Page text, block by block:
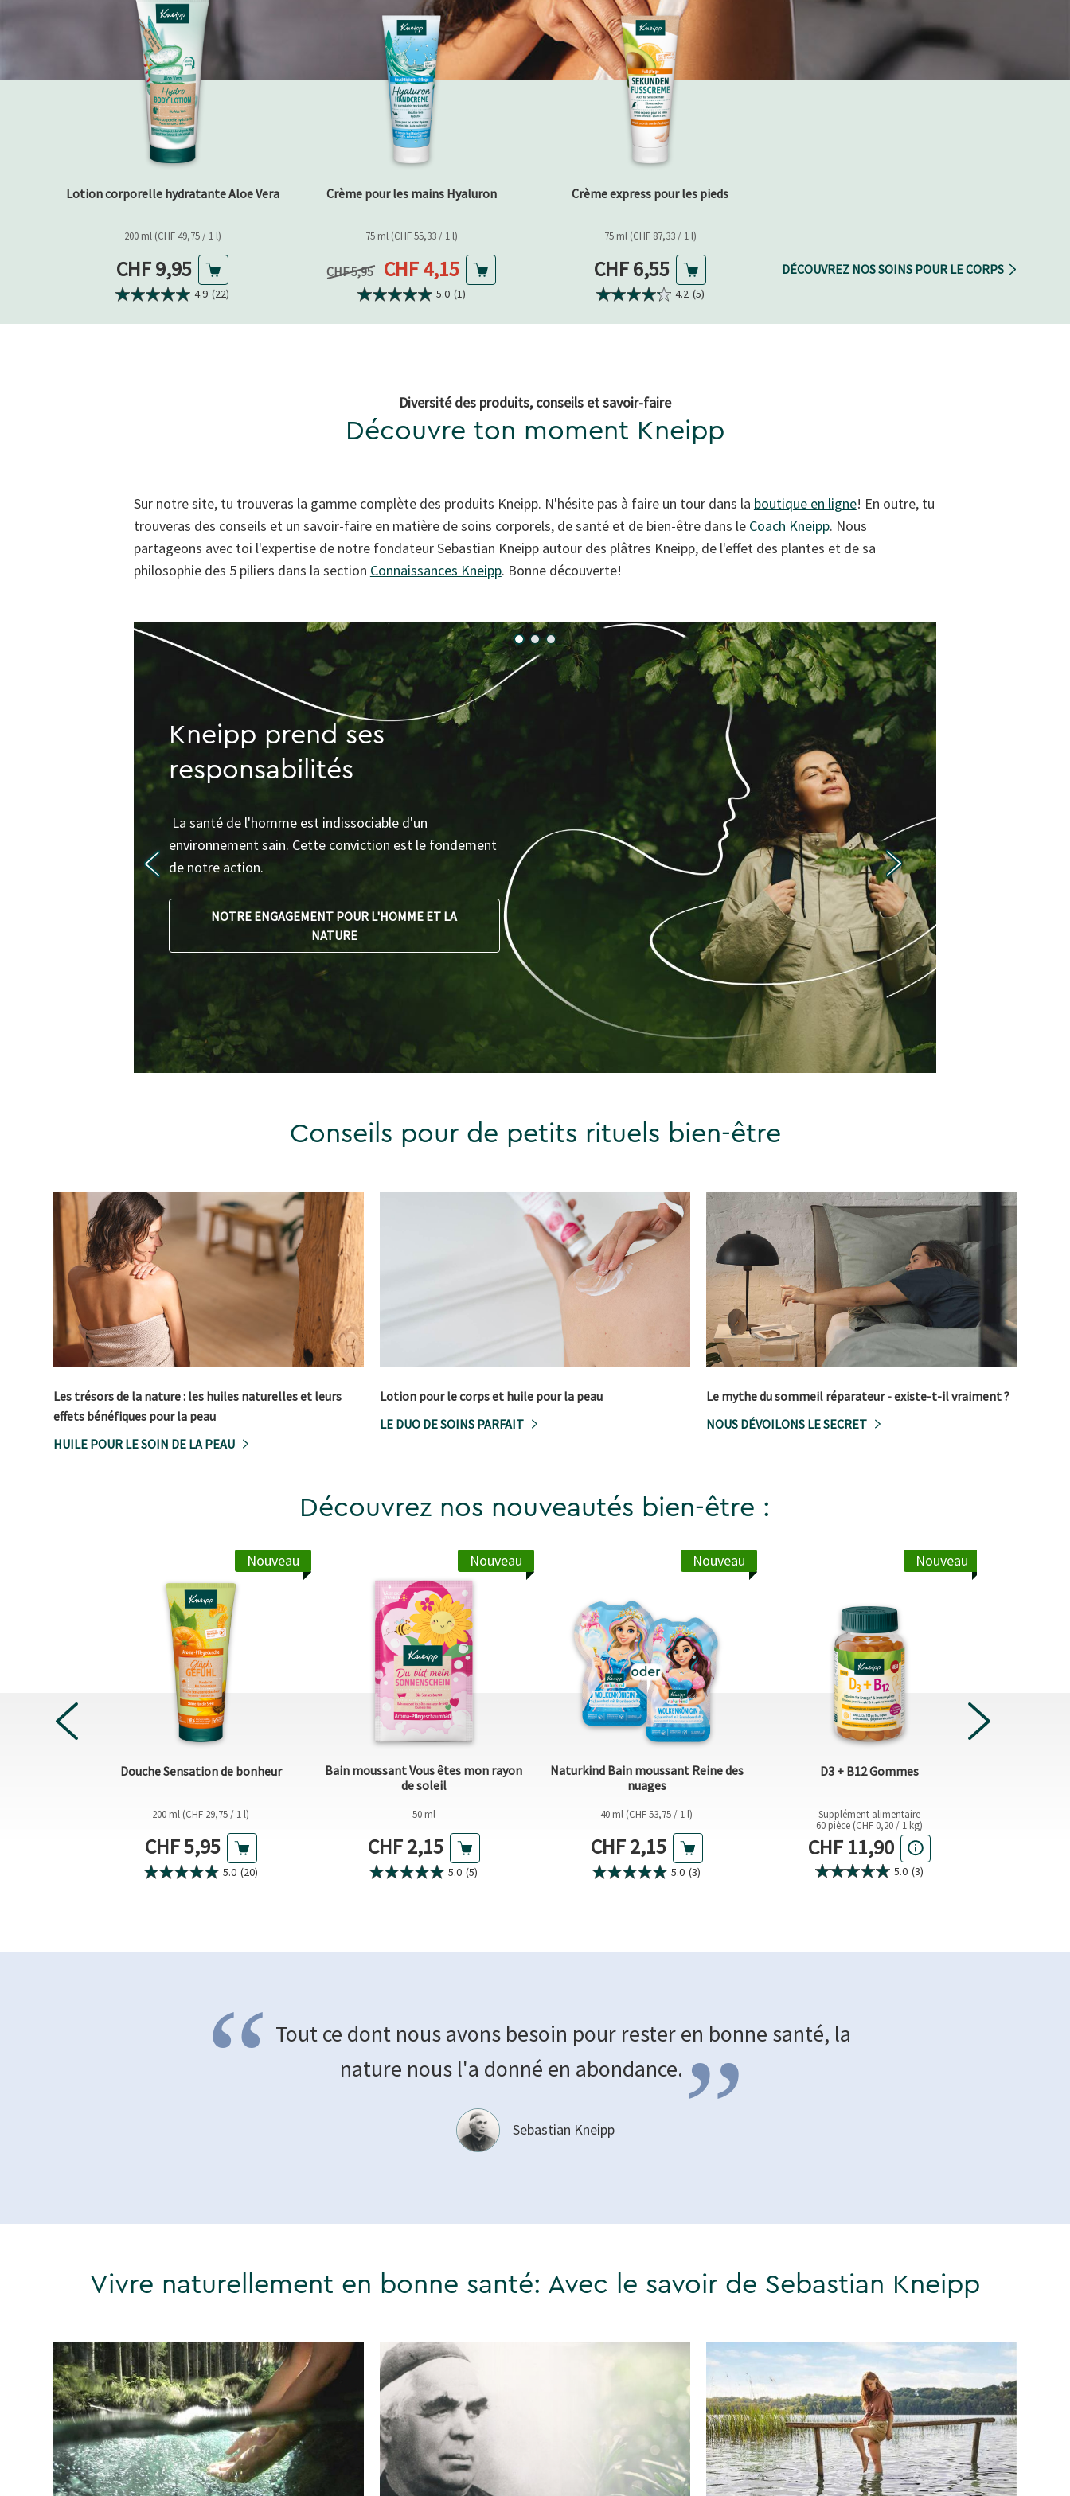
Lotion corporelle hydratante Aloe Vera
200 ml (CHF 49,75 / 1 l)
Prix actuel
CHF 9,95
4.9 (22)
Crème pour les mains Hyaluron
75 ml (CHF 55,33 / 1 l)
Prix précédent
CHF 5,95 Prix actuel
CHF 4,15
5.0 (1)
Crème express pour les pieds
75 ml (CHF 87,33 / 1 l)
Prix actuel
CHF 6,55
4.2 (5)
DÉCOUVREZ NOS SOINS POUR LE CORPS
Diversité des produits, conseils et savoir-faire
Découvre ton moment Kneipp
Sur notre site, tu trouveras la gamme complète des produits Kneipp. N'hésite pas à faire un tour dans la boutique en ligne! En outre, tu
trouveras des conseils et un savoir-faire en matière de soins corporels, de santé et de bien-être dans le Coach Kneipp. Nous
partageons avec toi l'expertise de notre fondateur Sebastian Kneipp autour des plâtres Kneipp, de l'effet des plantes et de sa
philosophie des 5 piliers dans la section Connaissances Kneipp. Bonne découverte!
Kneipp prend ses
responsabilités
La santé de l'homme est indissociable d'un
environnement sain. Cette conviction est le fondement
de notre action.
NOTRE ENGAGEMENT POUR L'HOMME ET LA
NATURE
Conseils pour de petits rituels bien-être
Les trésors de la nature : les huiles naturelles et leurs
effets bénéfiques pour la peau
HUILE POUR LE SOIN DE LA PEAU
Lotion pour le corps et huile pour la peau
LE DUO DE SOINS PARFAIT
Le mythe du sommeil réparateur-existe-t-il vraiment ?
NOUS DÉVOILONS LE SECRET
Découvrez nos nouveautés bien-être :
Nouveau
Douche Sensation de bonheur
200 ml (CHF 29,75 / 1 l)
Prix actuel
CHF 5,95
5.0 (20)
Nouveau
Bain moussant Vous êtes mon rayon
de soleil
50 ml
Prix actuel
CHF 2,15
5.0 (5)
Nouveau
Naturkind Bain moussant Reine des
nuages
40 ml (CHF 53,75 / 1 l)
Prix actuel
CHF 2,15
5.0 (3)
Nouveau
D3 + B12 Gommes
Supplément alimentaire
60 pièce (CHF 0,20 / 1 kg)
Prix actuel
CHF 11,90
5.0 (3)
PREVIOUS NEXT
“ Tout ce dont nous avons besoin pour rester en bonne santé, la
nature nous l'a donné en abondance. ”
Sebastian Kneipp
Vivre naturellement en bonne santé: Avec le savoir de Sebastian Kneipp